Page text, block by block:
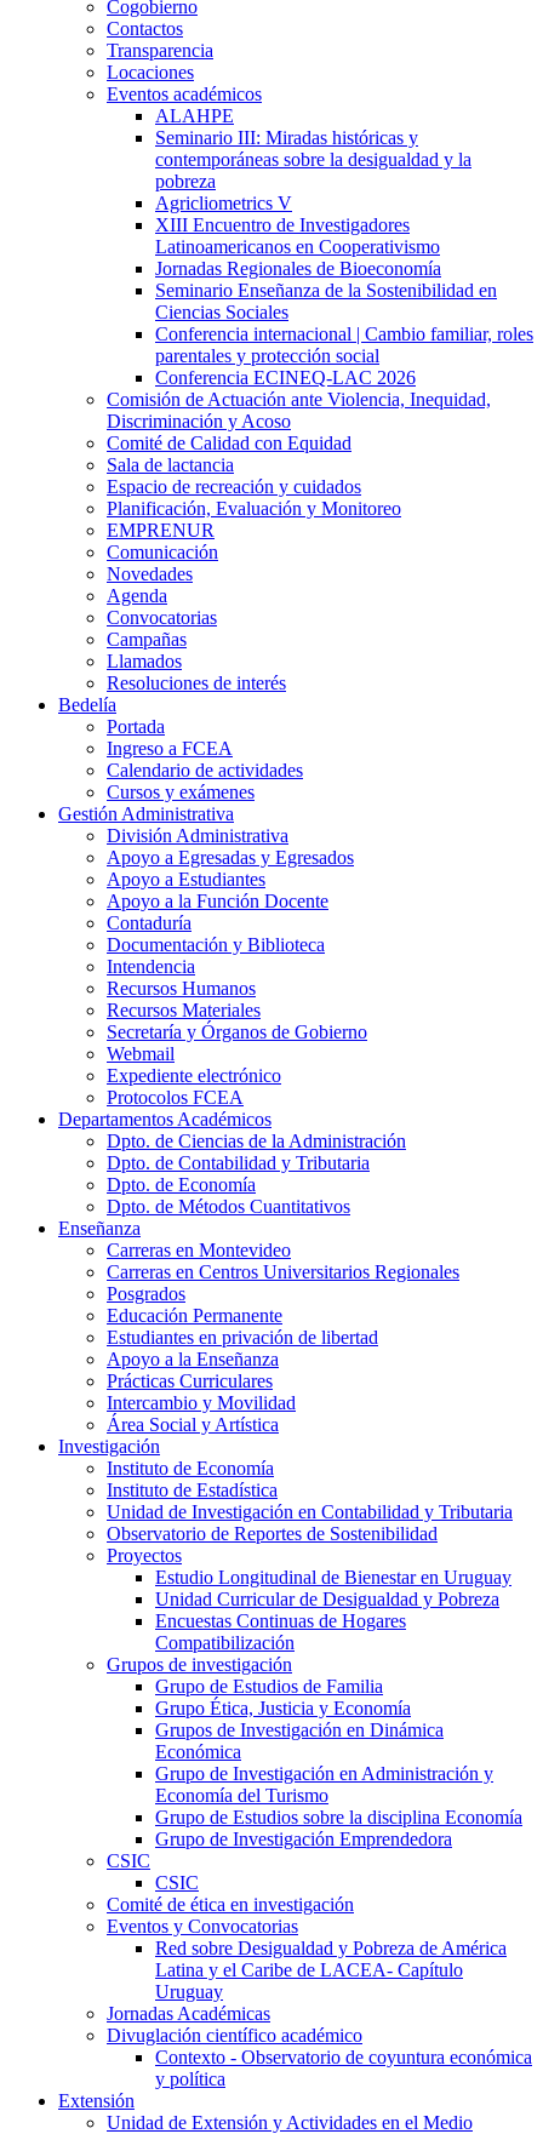
Cogobierno
Contactos
Transparencia
Locaciones
Eventos académicos
ALAHPE
Seminario III: Miradas históricas y
contemporáneas sobre la desigualdad y la
pobreza
Agricliometrics V
XIII Encuentro de Investigadores
Latinoamericanos en Cooperativismo
Jornadas Regionales de Bioeconomía
Seminario Enseñanza de la Sostenibilidad en
Ciencias Sociales
Conferencia internacional | Cambio familiar, roles
parentales y protección social
Conferencia ECINEQ-LAC 2026
Comisión de Actuación ante Violencia, Inequidad,
Discriminación y Acoso
Comité de Calidad con Equidad
Sala de lactancia
Espacio de recreación y cuidados
Planificación, Evaluación y Monitoreo
EMPRENUR
Comunicación
Novedades
Agenda
Convocatorias
Campañas
Llamados
Resoluciones de interés
Bedelía
Portada
Ingreso a FCEA
Calendario de actividades
Cursos y exámenes
Gestión Administrativa
División Administrativa
Apoyo a Egresadas y Egresados
Apoyo a Estudiantes
Apoyo a la Función Docente
Contaduría
Documentación y Biblioteca
Intendencia
Recursos Humanos
Recursos Materiales
Secretaría y Órganos de Gobierno
Webmail
Expediente electrónico
Protocolos FCEA
Departamentos Académicos
Dpto. de Ciencias de la Administración
Dpto. de Contabilidad y Tributaria
Dpto. de Economía
Dpto. de Métodos Cuantitativos
Enseñanza
Carreras en Montevideo
Carreras en Centros Universitarios Regionales
Posgrados
Educación Permanente
Estudiantes en privación de libertad
Apoyo a la Enseñanza
Prácticas Curriculares
Intercambio y Movilidad
Área Social y Artística
Investigación
Instituto de Economía
Instituto de Estadística
Unidad de Investigación en Contabilidad y Tributaria
Observatorio de Reportes de Sostenibilidad
Proyectos
Estudio Longitudinal de Bienestar en Uruguay
Unidad Curricular de Desigualdad y Pobreza
Encuestas Continuas de Hogares
Compatibilización
Grupos de investigación
Grupo de Estudios de Familia
Grupo Ética, Justicia y Economía
Grupos de Investigación en Dinámica
Económica
Grupo de Investigación en Administración y
Economía del Turismo
Grupo de Estudios sobre la disciplina Economía
Grupo de Investigación Emprendedora
CSIC
CSIC
Comité de ética en investigación
Eventos y Convocatorias
Red sobre Desigualdad y Pobreza de América
Latina y el Caribe de LACEA- Capítulo
Uruguay
Jornadas Académicas
Divuglación científico académico
Contexto - Observatorio de coyuntura económica
y política
Extensión
Unidad de Extensión y Actividades en el Medio